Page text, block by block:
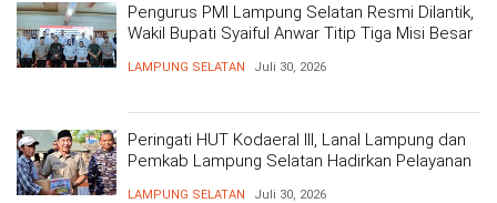
Pengurus PMI Lampung Selatan Resmi Dilantik,
Wakil Bupati Syaiful Anwar Titip Tiga Misi Besar
LAMPUNG SELATAN Juli 30, 2026
Peringati HUT Kodaeral III, Lanal Lampung dan
Pemkab Lampung Selatan Hadirkan Pelayanan
LAMPUNG SELATAN Juli 30, 2026